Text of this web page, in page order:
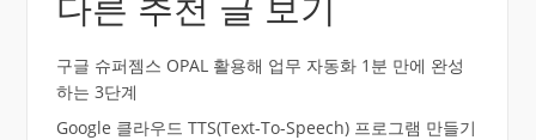
다른 추천 글 보기
구글 슈퍼젬스 OPAL 활용해 업무 자동화 1분 만에 완성
하는 3단계
Google 클라우드 TTS(Text-To-Speech) 프로그램 만들기